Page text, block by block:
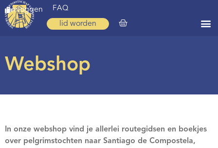
inloggen FAQ
lid worden
Zoeken
Spirituele reis
Webshop
In onze webshop vind je allerlei routegidsen en boekjes
over pelgrimstochten naar Santiago de Compostela,